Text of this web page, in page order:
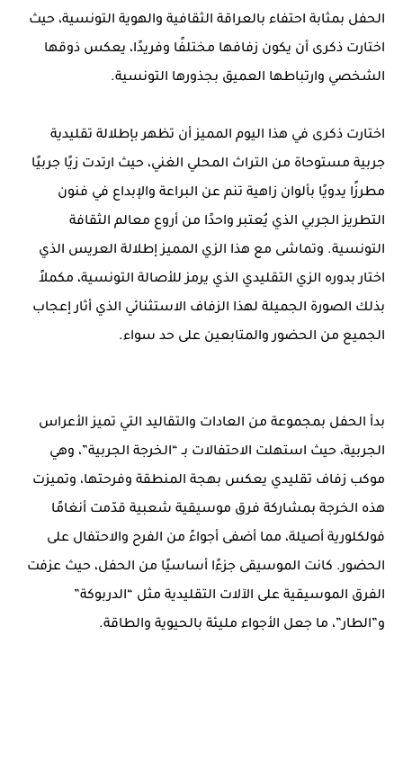
الحفل بمثابة احتفاء بالعراقة الثقافية والهوية التونسية، حيث
اختارت ذكرى أن يكون زفافها مختلفًا وفريدًا، يعكس ذوقها
الشخصي وارتباطها العميق بجذورها التونسية.
اختارت ذكرى في هذا اليوم المميز أن تظهر بإطلالة تقليدية
جربية مستوحاة من التراث المحلي الغني، حيث ارتدت زيًا جربيًا
مطرزًا يدويًا بألوان زاهية تنم عن البراعة والإبداع في فنون
التطريز الجربي الذي يُعتبر واحدًا من أروع معالم الثقافة
التونسية. وتماشى مع هذا الزي المميز إطلالة العريس الذي
اختار بدوره الزي التقليدي الذي يرمز للأصالة التونسية، مكملاً
بذلك الصورة الجميلة لهذا الزفاف الاستثنائي الذي أثار إعجاب
الجميع من الحضور والمتابعين على حد سواء.
بدأ الحفل بمجموعة من العادات والتقاليد التي تميز الأعراس
الجربية، حيث استهلت الاحتفالات بـ “الخرجة الجربية”، وهي
موكب زفاف تقليدي يعكس بهجة المنطقة وفرحتها، وتميزت
هذه الخرجة بمشاركة فرق موسيقية شعبية قدّمت أنغامًا
فولكلورية أصيلة، مما أضفى أجواءً من الفرح والاحتفال على
الحضور. كانت الموسيقى جزءًا أساسيًا من الحفل، حيث عزفت
الفرق الموسيقية على الآلات التقليدية مثل “الدربوكة”
و”الطار”، ما جعل الأجواء مليئة بالحيوية والطاقة.